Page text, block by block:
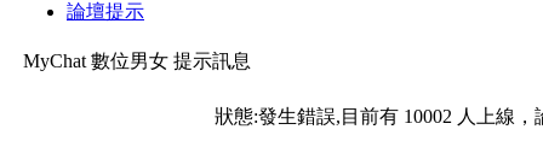
論壇提示
MyChat 數位男女 提示訊息
狀態:發生錯誤,目前有 10002 人上線